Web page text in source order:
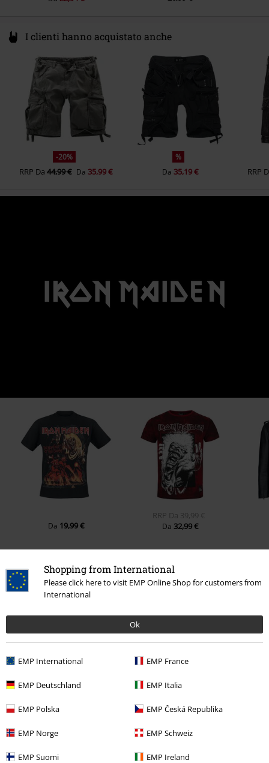
Shopping from International
Please click here to visit EMP Online Shop for customers from
International
Ok
EMP International EMP France
EMP Deutschland EMP Italia
EMP Polska EMP Česká Republika
EMP Norge EMP Schweiz
EMP Suomi EMP Ireland
I clienti hanno acquistato anche
-20%
RRP Da44,99 € Da35,99 €
%
Da 35,19 € RRP
Da 19,99 €
RRP Da 39,99 €
Da32,99 €
0 recensioni